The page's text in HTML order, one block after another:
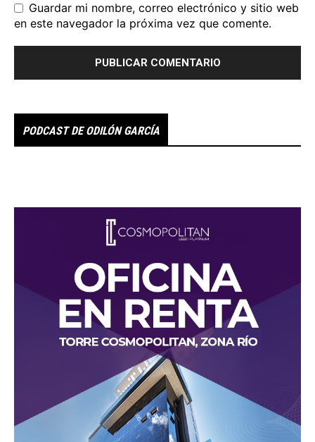
Guardar mi nombre, correo electrónico y sitio web
en este navegador la próxima vez que comente.
PODCAST DE ODILÓN GARCÍA